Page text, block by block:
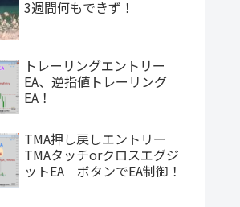
3週間何もできず！
トレーリングエントリー
EA、逆指値トレーリング
EA！
TMA押し戻しエントリー｜
TMAタッチorクロスエグジ
ットEA｜ボタンでEA制御！